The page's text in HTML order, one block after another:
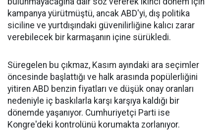
kampanya yürütmüştü, ancak ABD'yi, dış politika
siciline ve yurtdışındaki güvenilirliğine kalıcı zarar
verebilecek bir karmaşanın içine sürükledi.
Süregelen bu çıkmaz, Kasım ayındaki ara seçimler
öncesinde başlattığı ve halk arasında popülerliğini
yitiren ABD benzin fiyatları ve düşük onay oranları
nedeniyle iç baskılarla karşı karşıya kaldığı bir
dönemde yaşanıyor. Cumhuriyetçi Parti ise
Kongre'deki kontrolünü korumakta zorlanıyor.